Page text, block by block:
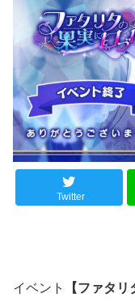
Twitter
イベント 【ファタリ